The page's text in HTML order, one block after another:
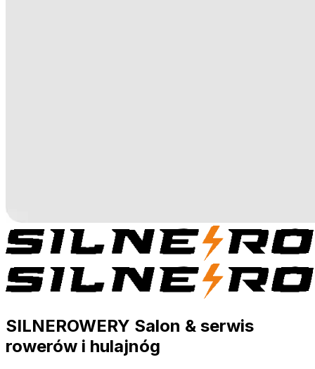
SILNEROWERY Salon & serwis
rowerów i hulajnóg